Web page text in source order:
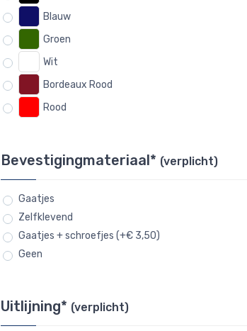
Blauw
Groen
Wit
Bordeaux Rood
Rood
Bevestigingmateriaal* (verplicht)
Gaatjes
Zelfklevend
Gaatjes + schroefjes (+€ 3,50)
Geen
Uitlijning* (verplicht)